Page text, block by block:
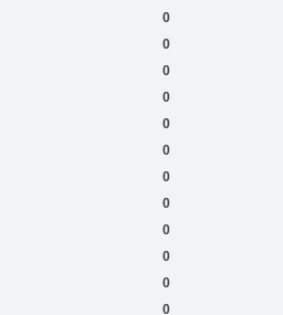
0
0
0
0
0
0
0
0
0
0
0
0